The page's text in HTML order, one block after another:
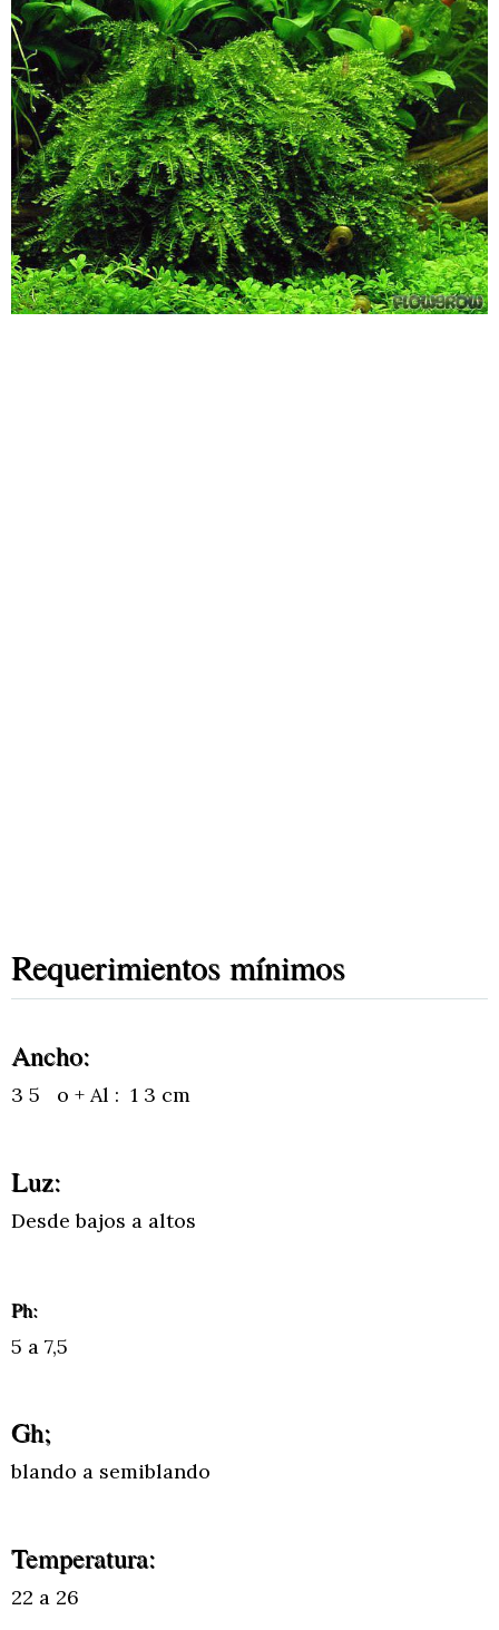
Requerimientos mínimos
Ancho:
3 5 o + Al : 1 3 cm
Luz:
Desde bajos a altos
Ph:
5 a 7,5
Gh;
blando a semiblando
Temperatura:
22 a 26